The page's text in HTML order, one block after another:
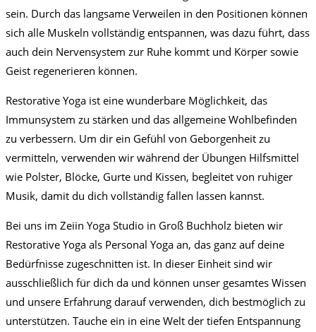
sein. Durch das langsame Verweilen in den Positionen können
sich alle Muskeln vollständig entspannen, was dazu führt, dass
auch dein Nervensystem zur Ruhe kommt und Körper sowie
Geist regenerieren können.
Restorative Yoga ist eine wunderbare Möglichkeit, das
Immunsystem zu stärken und das allgemeine Wohlbefinden
zu verbessern. Um dir ein Gefühl von Geborgenheit zu
vermitteln, verwenden wir während der Übungen Hilfsmittel
wie Polster, Blöcke, Gurte und Kissen, begleitet von ruhiger
Musik, damit du dich vollständig fallen lassen kannst.
Bei uns im Zeiin Yoga Studio in Groß Buchholz bieten wir
Restorative Yoga als Personal Yoga an, das ganz auf deine
Bedürfnisse zugeschnitten ist. In dieser Einheit sind wir
ausschließlich für dich da und können unser gesamtes Wissen
und unsere Erfahrung darauf verwenden, dich bestmöglich zu
unterstützen. Tauche ein in eine Welt der tiefen Entspannung